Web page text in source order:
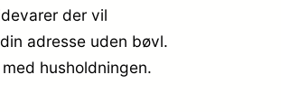
der vil
adresse uden bøvl.
husholdningen.